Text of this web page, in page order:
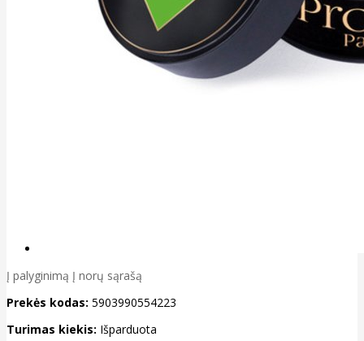
Į palyginimą Į norų sąrašą
Prekės kodas: 5903990554223
Turimas kiekis: Išparduota